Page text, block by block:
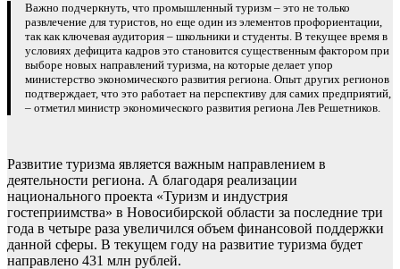
Важно подчеркнуть, что промышленный туризм – это не только
развлечение для туристов, но еще один из элементов профориентации,
так как ключевая аудитория – школьники и студенты. В текущее время в
условиях дефицита кадров это становится существенным фактором при
выборе новых направлений туризма, на которые делает упор
министерство экономического развития региона. Опыт других регионов
подтверждает, что это работает на перспективу для самих предприятий,
– отметил министр экономического развития региона Лев Решетников.
Развитие туризма является важным направлением в
деятельности региона. А благодаря реализации
национального проекта «Туризм и индустрия
гостеприимства» в Новосибирской области за последние три
года в четыре раза увеличился объем финансовой поддержки
данной сферы. В текущем году на развитие туризма будет
направлено 431 млн рублей.